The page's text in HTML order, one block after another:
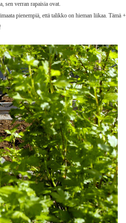
sen verran rapaisia ovat.
pienempiä, että talikko on hieman liikaa. Tämä +